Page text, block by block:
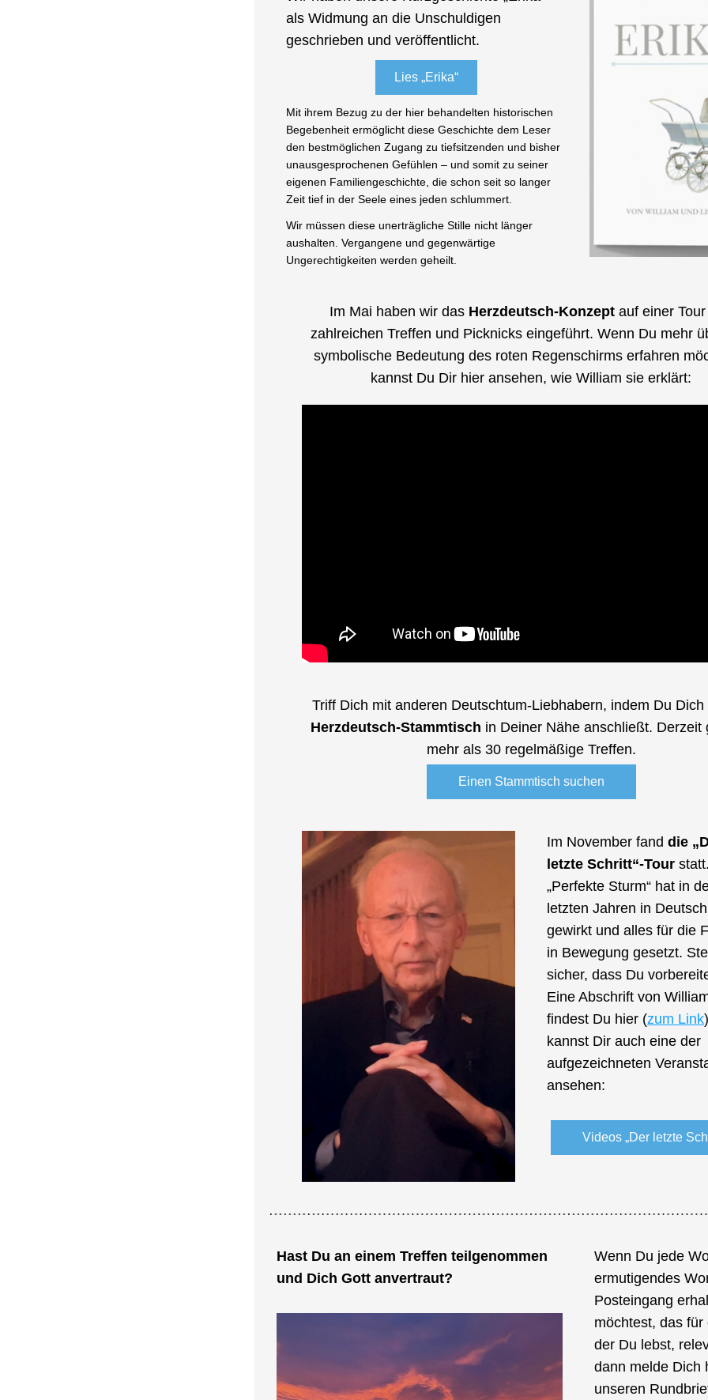
als Widmung an die Unschuldigen
geschrieben und veröffentlicht.
Lies „Erika“
Mit ihrem Bezug zu der hier behandelten historischen
Begebenheit ermöglicht diese Geschichte dem Leser
den bestmöglichen Zugang zu tiefsitzenden und bisher
unausgesprochenen Gefühlen – und somit zu seiner
eigenen Familiengeschichte, die schon seit so langer
Zeit tief in der Seele eines jeden schlummert.
Wir müssen diese unerträgliche Stille nicht länger
aushalten. Vergangene und gegenwärtige
Ungerechtigkeiten werden geheilt.
Im Mai haben wir das Herzdeutsch-Konzept auf einer
zahlreichen Treffen und Picknicks eingeführt. Wenn Du mehr
symbolische Bedeutung des roten Regenschirms erfahren
kannst Du Dir hier ansehen, wie William sie erklärt:
Herzdeutsch-Stammtisch in Deiner Nähe anschließt. Derzeit
mehr als 30 regelmäßige Treffen.
Einen Stammtisch suchen
Im November fand die
letzte Schritt“-Tour
„Perfekte Sturm“ hat in
letzten Jahren in
gewirkt und alles für die
in Bewegung gesetzt.
sicher, dass Du
Eine Abschrift von
findest Du hier (zum Link
kannst Dir auch eine der
aufgezeichneten
ansehen:
Videos „Der letzte
Hast Du an einem Treffen teilgenommen
und Dich Gott anvertraut?
Wenn Du jede
ermutigendes
Posteingang
möchtest, das für
der Du lebst,
dann melde Dich
unseren